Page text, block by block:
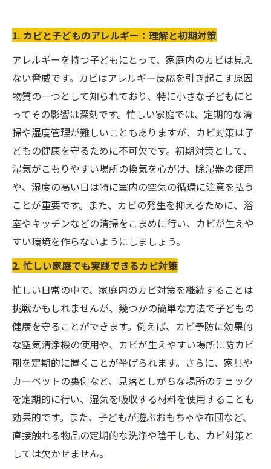
1. カビと子どものアレルギー：理解と初期対策
アレルギーを持つ子どもにとって、家庭内のカビは見え
ない脅威です。カビはアレルギー反応を引き起こす原因
物質の一つとして知られており、特に小さな子どもにと
ってその影響は深刻です。忙しい家庭では、定期的な清
掃や湿度管理が難しいこともありますが、カビ対策は子
どもの健康を守るために不可欠です。初期対策として、
湿気がこもりやすい場所の換気を心がけ、除湿器の使用
や、湿度の高い日は特に室内の空気の循環に注意を払う
ことが重要です。また、カビの発生を抑えるために、浴
室やキッチンなどの清掃をこまめに行い、カビが生えや
すい環境を作らないようにしましょう。
2. 忙しい家庭でも実践できるカビ対策
忙しい日常の中で、家庭内のカビ対策を継続することは
挑戦かもしれませんが、幾つかの簡単な方法で子どもの
健康を守ることができます。例えば、カビ予防に効果的
な空気清浄機の使用や、カビが生えやすい場所に防カビ
剤を定期的に置くことが挙げられます。さらに、家具や
カーペットの裏側など、見落としがちな場所のチェック
を定期的に行い、湿気を吸収する材料を使用することも
効果的です。また、子どもが遊ぶおもちゃや布団など、
直接触れる物品の定期的な洗浄や陰干しも、カビ対策と
しては欠かせません。